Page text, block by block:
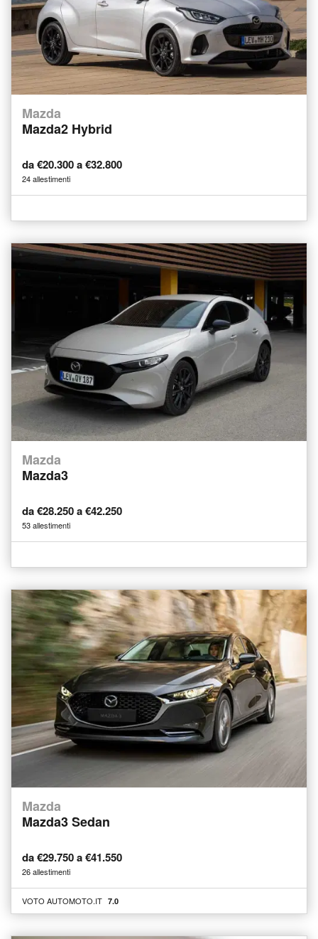
Mazda
Mazda2 Hybrid
da €20.300 a €32.800
24 allestimenti
Mazda
Mazda3
da €28.250 a €42.250
53 allestimenti
Mazda
Mazda3 Sedan
da €29.750 a €41.550
26 allestimenti
VOTO AUTOMOTO.IT 7.0